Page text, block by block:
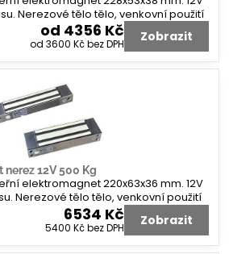
Nerezové tělo tělo, venkovní použití
od 4356 Kč
od 3600 Kčbez DPH Zobrazit
12V 500 Kg
elektromagnet 220x63x36 mm. 12V
Nerezové tělo tělo, venkovní použití
6534 Kč
5400 Kčbez DPH Zobrazit